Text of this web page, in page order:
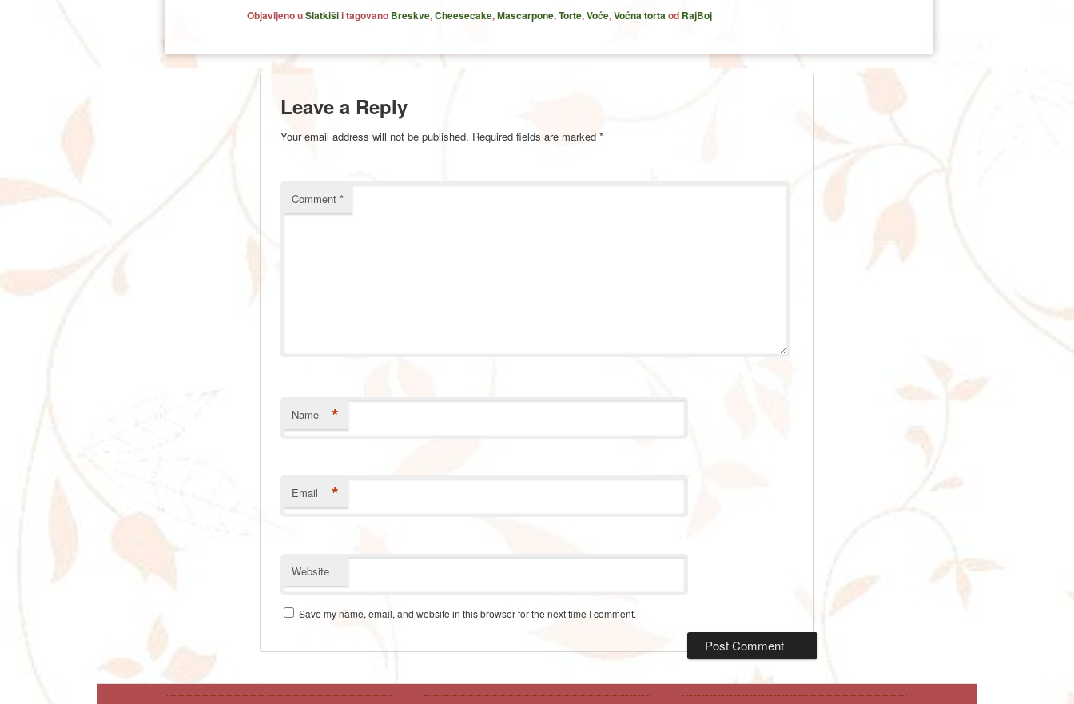
Objavljeno uSlatkišii tagovano Breskve,Cheesecake,Mascarpone,Torte,Voće,Voćna tortaod RajBoj
Leave a Reply
Your email address will not be published. Required fields are marked *
Comment *
Name *
Email *
Website
Save my name, email, and website in this browser for the next time I comment.